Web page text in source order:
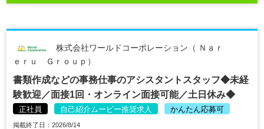
株式会社ワールドコーポレーション（ Ｎａｒ
ｅｒｕ Ｇｒｏｕｐ）
書類作成などの事務仕事のアシスタントスタッフ◆未経
験歓迎／面接1回・オンライン面接可能／土日休み◆
正社員 自己紹介ムービー推奨求人 かんたん応募可
掲載終了日：2026/8/14